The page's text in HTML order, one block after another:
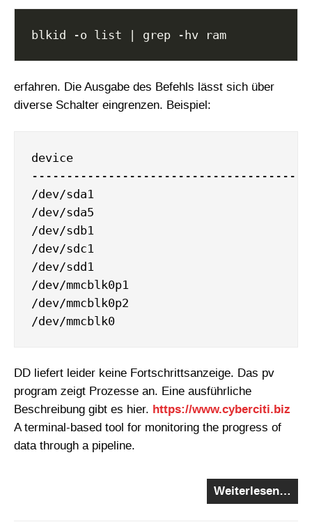
erfahren. Die Ausgabe des Befehls lässt sich über
diverse Schalter eingrenzen. Beispiel:
device
/dev/sda1
/dev/sda5
/dev/sdb1
/dev/sdc1                              ext4
/dev/sdd1                              ext4
/dev/mmcblk0p1
/dev/mmcblk0p2
DD liefert leider keine Fortschrittsanzeige. Das pv
program zeigt Prozesse an. Eine ausführliche
Beschreibung gibt es hier. https://www.cyberciti.biz
A terminal-based tool for monitoring the progress of
data through a pipeline.
Weiterlesen…